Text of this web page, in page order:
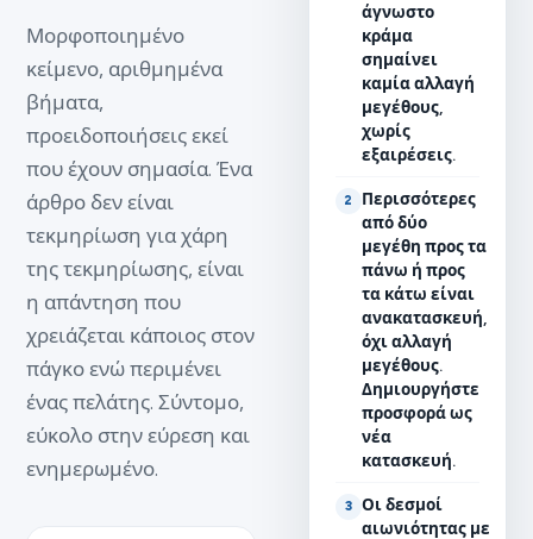
Μορφοποιημένο
κείμενο, αριθμημένα
βήματα,
προειδοποιήσεις εκεί
που έχουν σημασία. Ένα
άρθρο δεν είναι
τεκμηρίωση για χάρη
της τεκμηρίωσης, είναι
η απάντηση που
χρειάζεται κάποιος στον
πάγκο ενώ περιμένει
ένας πελάτης. Σύντομο,
εύκολο στην εύρεση και
ενημερωμένο.
άγνωστο
κράμα
σημαίνει
καμία αλλαγή
μεγέθους,
χωρίς
εξαιρέσεις.
2
Περισσότερες
από δύο
μεγέθη προς τα
πάνω ή προς
τα κάτω είναι
ανακατασκευή,
όχι αλλαγή
μεγέθους.
Δημιουργήστε
προσφορά ως
νέα
κατασκευή.
3
Οι δεσμοί
αιωνιότηταςμε